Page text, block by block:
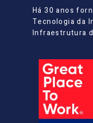
Há 30 anos
Tecnologia da
Infraestrutura